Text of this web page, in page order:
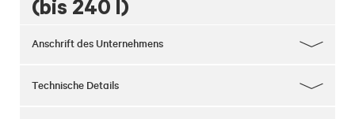
(bis 240 l)
Anschrift des Unternehmens
Technische Details